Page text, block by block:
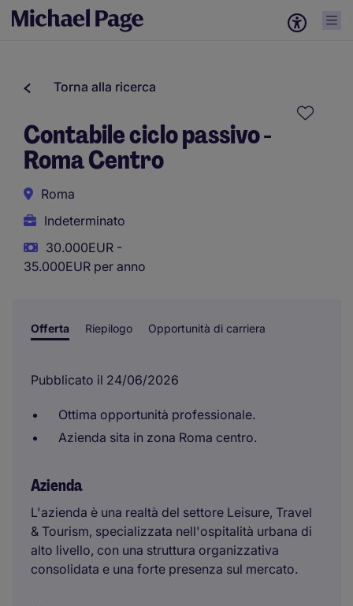
Torna alla ricerca
Contabile ciclo passivo -
Roma Centro
Roma
Indeterminato
30.000EUR -
35.000EUR per anno
Offerta Riepilogo Opportunità di carriera
Pubblicato il 24/06/2026
Ottima opportunità professionale.
Azienda sita in zona Roma centro.
Azienda
L'azienda è una realtà del settore Leisure, Travel
& Tourism, specializzata nell'ospitalità urbana di
alto livello, con una struttura organizzativa
consolidata e una forte presenza sul mercato.